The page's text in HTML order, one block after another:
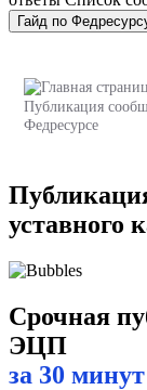
Гайд по
Публикация
Федресурсе
уставного
Срочная
ЭЦП
за 30 минут